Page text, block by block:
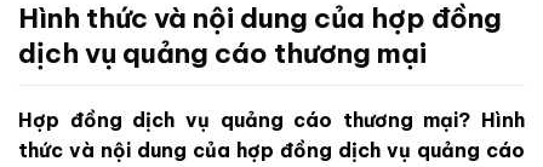
Hình thức và nội dung của hợp đồng
dịch vụ quảng cáo thương mại
Hợp đồng dịch vụ quảng cáo thương mại? Hình
thức và nội dung của hợp đồng dịch vụ quảng cáo